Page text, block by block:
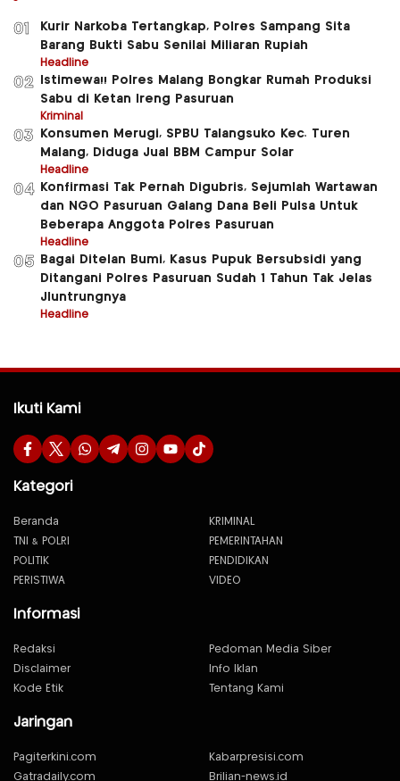
01
Kurir Narkoba Tertangkap, Polres Sampang Sita
Barang Bukti Sabu Senilai Miliaran Rupiah
Headline
02
Istimewa!! Polres Malang Bongkar Rumah Produksi
Sabu di Ketan Ireng Pasuruan
Kriminal
03
Konsumen Merugi, SPBU Talangsuko Kec. Turen
Malang, Diduga Jual BBM Campur Solar
Headline
04
Konfirmasi Tak Pernah Digubris, Sejumlah Wartawan
dan NGO Pasuruan Galang Dana Beli Pulsa Untuk
Beberapa Anggota Polres Pasuruan
Headline
05
Bagai Ditelan Bumi, Kasus Pupuk Bersubsidi yang
Ditangani Polres Pasuruan Sudah 1 Tahun Tak Jelas
Jluntrungnya
Headline
Ikuti Kami
Kategori
Beranda
KRIMINAL
TNI & POLRI
PEMERINTAHAN
POLITIK
PENDIDIKAN
PERISTIWA
VIDEO
Informasi
Redaksi
Pedoman Media Siber
Disclaimer
Info Iklan
Kode Etik
Tentang Kami
Jaringan
Pagiterkini.com
Kabarpresisi.com
Gatradaily.com
Brilian-news.id